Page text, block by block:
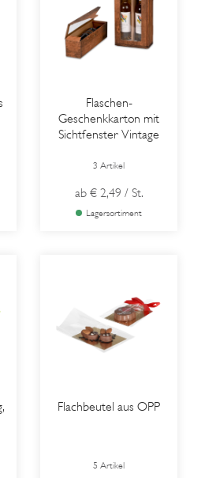
Flaschen-
Geschenkkarton mit
Sichtfenster Vintage
3 Artikel
ab € 2,49 / St.
Lagersortiment
Flachbeutel aus OPP
5 Artikel